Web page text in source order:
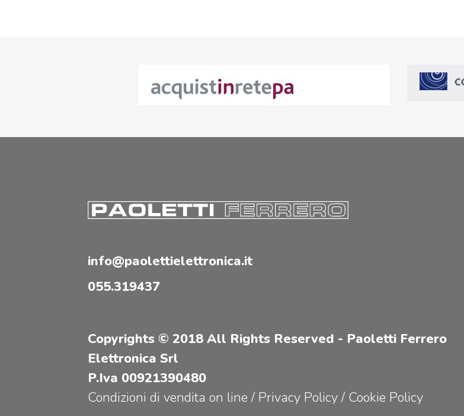
info@paolettielettronica.it
055.319437
Copyrights © 2018 All Rights Reserved - Paoletti Ferrero
Elettronica Srl
P.Iva 00921390480
Condizioni di vendita on line / Privacy Policy/ Cookie Policy